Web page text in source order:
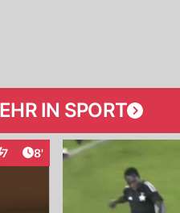
IN SPORT
7 Artikel veröffentlicht:
8'